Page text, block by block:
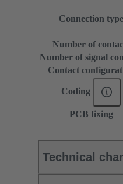
Connection type
Number of
Number of signal
Contact
Coding
PCB fixing
Technical